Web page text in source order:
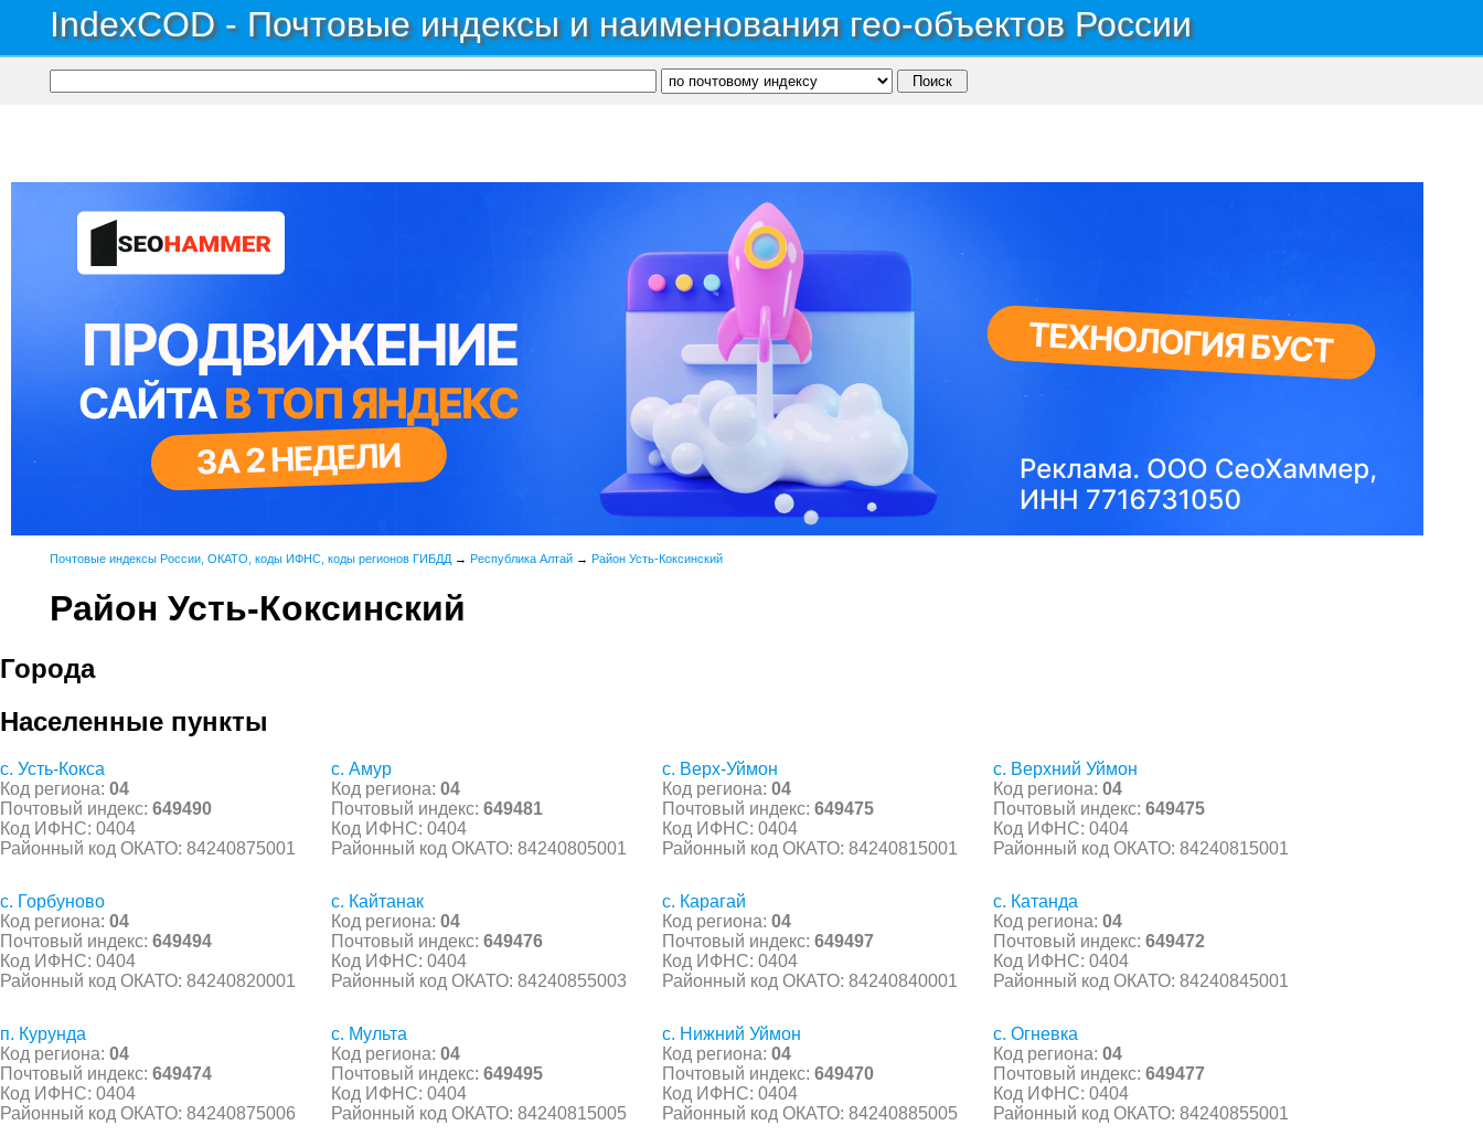
IndexCOD - Почтовые индексы и наименования гео-объектов России
Почтовые индексы России, ОКАТО, коды ИФНС, коды регионов ГИБДД → Республика Алтай → Район Усть-Коксинский
Район Усть-Коксинский
Города
Населенные пункты
с. Усть-Кокса
Код региона: 04
Почтовый индекс: 649490
Код ИФНС: 0404
Районный код ОКАТО: 84240875001
с. Амур
Код региона: 04
Почтовый индекс: 649481
Код ИФНС: 0404
Районный код ОКАТО: 84240805001
с. Верх-Уймон
Код региона: 04
Почтовый индекс: 649475
Код ИФНС: 0404
Районный код ОКАТО: 84240815001
с. Верхний Уймон
Код региона: 04
Почтовый индекс: 649475
Код ИФНС: 0404
Районный код ОКАТО: 84240815001
с. Горбуново
Код региона: 04
Почтовый индекс: 649494
Код ИФНС: 0404
Районный код ОКАТО: 84240820001
с. Кайтанак
Код региона: 04
Почтовый индекс: 649476
Код ИФНС: 0404
Районный код ОКАТО: 84240855003
с. Карагай
Код региона: 04
Почтовый индекс: 649497
Код ИФНС: 0404
Районный код ОКАТО: 84240840001
с. Катанда
Код региона: 04
Почтовый индекс: 649472
Код ИФНС: 0404
Районный код ОКАТО: 84240845001
п. Курунда
Код региона: 04
Почтовый индекс: 649474
Код ИФНС: 0404
Районный код ОКАТО: 84240875006
с. Мульта
Код региона: 04
Почтовый индекс: 649495
Код ИФНС: 0404
Районный код ОКАТО: 84240815005
с. Нижний Уймон
Код региона: 04
Почтовый индекс: 649470
Код ИФНС: 0404
Районный код ОКАТО: 84240885005
с. Огневка
Код региона: 04
Почтовый индекс: 649477
Код ИФНС: 0404
Районный код ОКАТО: 84240855001